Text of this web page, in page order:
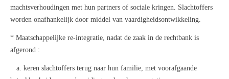
machtsverhoudingen met hun partners of sociale kringen. Slachtoffers
worden onafhankelijk door middel van vaardigheidsontwikkeling.
* Maatschappelijke re-integratie, nadat de zaak in de rechtbank is
afgerond :
a. keren slachtoffers terug naar hun familie, met voorafgaande